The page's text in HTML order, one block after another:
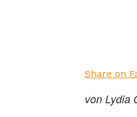
Share on
von Lydia